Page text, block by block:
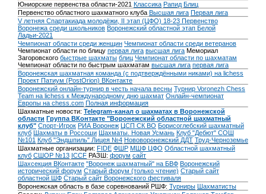
Юниорские первенства области-2021 Классика Рапид Блиц
Первенство областного шахматного клуба Высшая лига Первая лига
V летняя Спартакиада молодёжи, II этап (ЦФО) 18-23 Первенство
Воронежа среди школьников Воронежский областной этап Белой
Ладьи-2021
Чемпионат области среди женщин Чемпионат области среди ветеранов
Чемпионат области по блицу первая лига высшая лига Мемориал
Загоровского быстрые шахматы блиц Чемпионат области по шахматам
Чемпионат области по быстрым шахматам высшая лига первая лига
Воронежская шахматная команда (с подтверждёнными никами) на lichess
Проект Патиум (PostOrion) ВКонтакте
Воронежский онлайн-турнир в честь начала весны Турнир Voronezh Chess
Team на lichess к Международному дню шахмат Онлайн-чемпионат
Европы на chess.com Полная информация
Шахматные новости: Telegram-канал о шахматах в Воронежской
области Группа ВКонтакте "Воронежский областной шахматный
клуб" Спорт-Игрок РИА Воронеж ЦСП СК ВО Борисоглебский шахматный
клуб Шахматы в Россоши Шахматы. Новая Усмань Клуб "Дебют" СОШ
№101 Клуб "Эндшпиль" Лицея №4 Нововоронежский ДДТ Труд-Черноземье
Шахматные организации: FIDE ФШР МШФ ЦФО Областной шахматный
клуб СШОР №13 ICCF РАЗШ: форум сайт
Шахсекция ВКонтакте "Воронеж шахматный" на БВФ Воронежский
исторический форум Cтарый форум (только чтение) Старый сайт
областной ШФ Старый сайт Воронежского фестиваля
Воронежская область в базе соревнований РШФ: Турниры Шахматисты